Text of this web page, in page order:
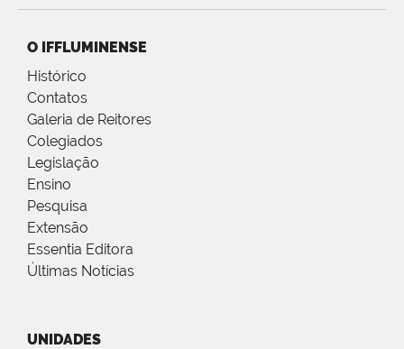
O IFFLUMINENSE
Histórico
Contatos
Galeria de Reitores
Colegiados
Legislação
Ensino
Pesquisa
Extensão
Essentia Editora
Últimas Notícias
UNIDADES